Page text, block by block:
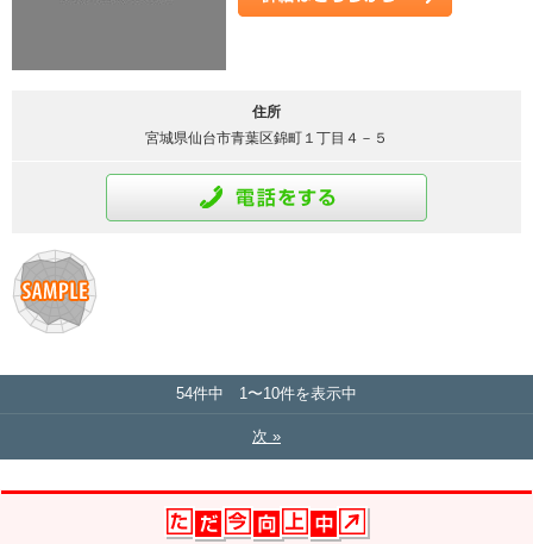
住所
宮城県仙台市青葉区錦町１丁目４－５
54件中 1〜10件を表示中
次 »